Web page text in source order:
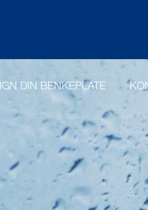
DIN BENKEPLATE